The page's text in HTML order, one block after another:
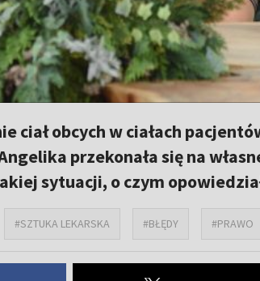
ciał obcych w ciałach
przekonała się na
sytuacji, o czym
#SZTUKA LEKARSKA #BŁĘDY #PRAWO